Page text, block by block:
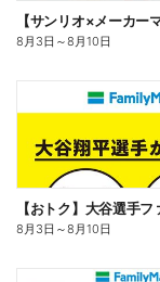
8月3日 ～8月10日
8月3日 ～8月10日